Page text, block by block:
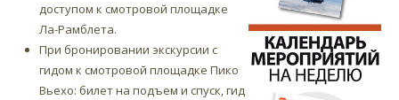
доступом к смотровой площадке
Ла-Рамблета.
При бронировании экскурсии с
гидом к смотровой площадке Пико
Вьехо: билет на подъем и спуск, гид